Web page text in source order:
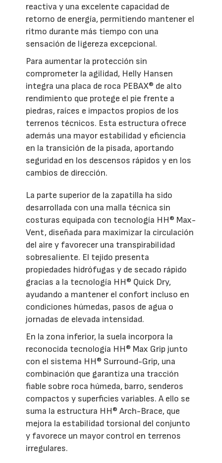
reactiva y una excelente capacidad de
retorno de energía, permitiendo mantener el
ritmo durante más tiempo con una
sensación de ligereza excepcional.
Para aumentar la protección sin
comprometer la agilidad, Helly Hansen
integra una placa de roca PEBAX® de alto
rendimiento que protege el pie frente a
piedras, raíces e impactos propios de los
terrenos técnicos. Esta estructura ofrece
además una mayor estabilidad y eficiencia
en la transición de la pisada, aportando
seguridad en los descensos rápidos y en los
cambios de dirección.
La parte superior de la zapatilla ha sido
desarrollada con una malla técnica sin
costuras equipada con tecnología HH® Max-
Vent, diseñada para maximizar la circulación
del aire y favorecer una transpirabilidad
sobresaliente. El tejido presenta
propiedades hidrófugas y de secado rápido
gracias a la tecnología HH® Quick Dry,
ayudando a mantener el confort incluso en
condiciones húmedas, pasos de agua o
jornadas de elevada intensidad.
En la zona inferior, la suela incorpora la
reconocida tecnología HH® Max Grip junto
con el sistema HH® Surround-Grip, una
combinación que garantiza una tracción
fiable sobre roca húmeda, barro, senderos
compactos y superficies variables. A ello se
suma la estructura HH® Arch-Brace, que
mejora la estabilidad torsional del conjunto
y favorece un mayor control en terrenos
irregulares.